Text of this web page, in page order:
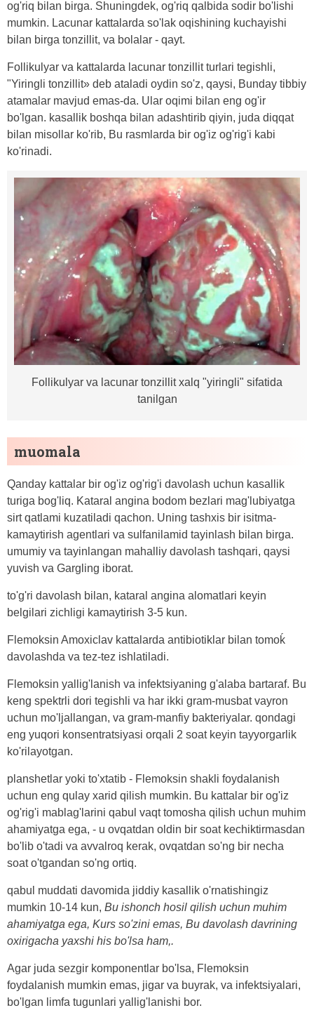
og'riq bilan birga. Shuningdek, og'riq qalbida sodir bo'lishi
mumkin. Lacunar kattalarda so'lak oqishining kuchayishi
bilan birga tonzillit, va bolalar - qayt.
Follikulyar va kattalarda lacunar tonzillit turlari tegishli,
"Yiringli tonzillit» deb ataladi oydin so'z, qaysi, Bunday tibbiy
atamalar mavjud emas-da. Ular oqimi bilan eng og'ir
bo'lgan. kasallik boshqa bilan adashtirib qiyin, juda diqqat
bilan misollar ko'rib, Bu rasmlarda bir og'iz og'rig'i kabi
ko'rinadi.
Follikulyar va lacunar tonzillit xalq "yiringli" sifatida
tanilgan
muomala
Qanday kattalar bir og'iz og'rig'i davolash uchun kasallik
turiga bog'liq. Kataral angina bodom bezlari mag'lubiyatga
sirt qatlami kuzatiladi qachon. Uning tashxis bir isitma-
kamaytirish agentlari va sulfanilamid tayinlash bilan birga.
umumiy va tayinlangan mahalliy davolash tashqari, qaysi
yuvish va Gargling iborat.
to'g'ri davolash bilan, kataral angina alomatlari keyin
belgilari zichligi kamaytirish 3-5 kun.
Flemoksin Amoxiclav kattalarda antibiotiklar bilan tomoḱ
davolashda va tez-tez ishlatiladi.
Flemoksin yallig'lanish va infektsiyaning g'alaba bartaraf. Bu
keng spektrli dori tegishli va har ikki gram-musbat vayron
uchun mo'ljallangan, va gram-manfiy bakteriyalar. qondagi
eng yuqori konsentratsiyasi orqali 2 soat keyin tayyorgarlik
ko'rilayotgan.
planshetlar yoki to'xtatib - Flemoksin shakli foydalanish
uchun eng qulay xarid qilish mumkin. Bu kattalar bir og'iz
og'rig'i mablag'larini qabul vaqt tomosha qilish uchun muhim
ahamiyatga ega, - u ovqatdan oldin bir soat kechiktirmasdan
bo'lib o'tadi va avvalroq kerak, ovqatdan so'ng bir necha
soat o'tgandan so'ng ortiq.
qabul muddati davomida jiddiy kasallik o'rnatishingiz
mumkin 10-14 kun, Bu ishonch hosil qilish uchun muhim
ahamiyatga ega, Kurs so'zini emas, Bu davolash davrining
oxirigacha yaxshi his bo'lsa ham,.
Agar juda sezgir komponentlar bo'lsa, Flemoksin
foydalanish mumkin emas, jigar va buyrak, va infektsiyalari,
bo'lgan limfa tugunlari yallig'lanishi bor.